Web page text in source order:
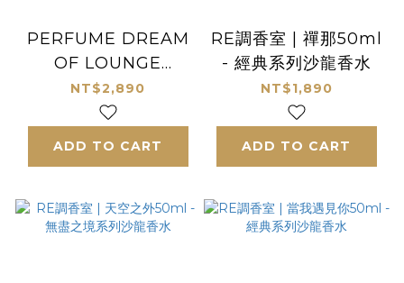
PERFUME DREAM
OF LOUNGE
BRIDGE
NT$2,890
ADD TO CART
RE調香室 | 禪那50ml
- 經典系列沙龍香水
NT$1,890
ADD TO CART